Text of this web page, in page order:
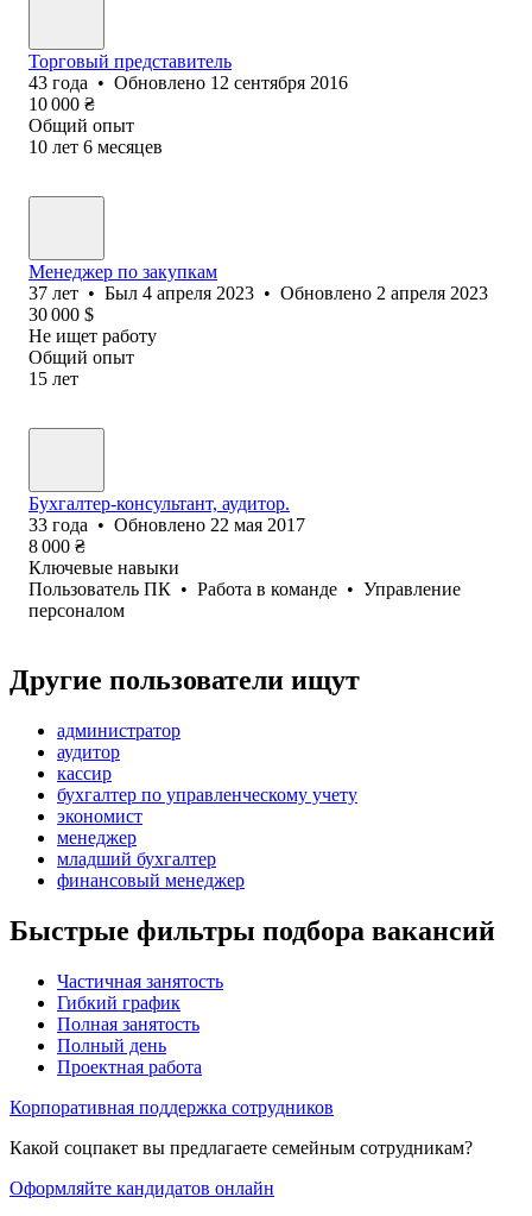
Торговый представитель
43 года • Обновлено 12 сентября 2016
10 000 ₴
Общий опыт
10 лет 6 месяцев
Менеджер по закупкам
37 лет • Был 4 апреля 2023 • Обновлено 2 апреля 2023
30 000 $
Не ищет работу
Общий опыт
15 лет
Бухгалтер-консультант, аудитор.
33 года • Обновлено 22 мая 2017
8 000 ₴
Ключевые навыки
Пользователь ПК • Работа в команде • Управление
персоналом
Другие пользователи ищут
администратор
аудитор
кассир
бухгалтер по управленческому учету
экономист
менеджер
младший бухгалтер
финансовый менеджер
Быстрые фильтры подбора вакансий
Частичная занятость
Гибкий график
Полная занятость
Полный день
Проектная работа
Корпоративная поддержка сотрудников
Какой соцпакет вы предлагаете семейным сотрудникам?
Оформляйте кандидатов онлайн